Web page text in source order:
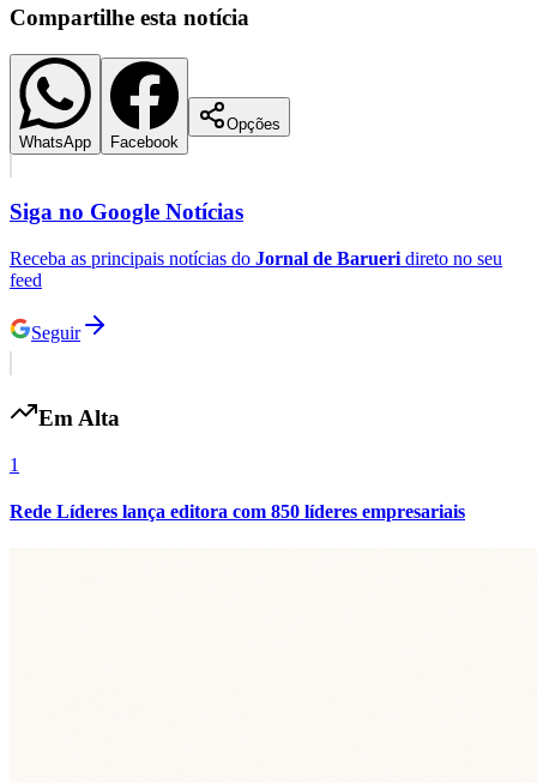
Compartilhe esta notícia
WhatsApp Facebook
Opções
Siga no Google Notícias
Receba as principais notícias do Jornal de Barueri direto no seu
feed
Seguir
Em Alta
1
Rede Líderes lança editora com 850 líderes empresariais